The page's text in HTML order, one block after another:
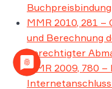
Buchpreisbindung
MMR 2010, 281
und Berechnung
berechtigter
MMR 2009, 780